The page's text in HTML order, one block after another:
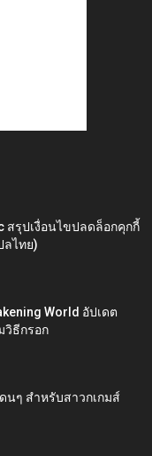
สรุปเงื่อนไขปลดล็อกคุกกี้
ไทย)
World อัปเดต
วิธีกรอก
นๆ สำหรับสาวกเกมส์